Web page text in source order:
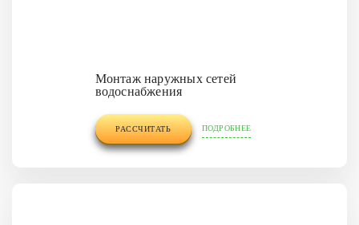
Монтаж наружных сетей
водоснабжения
РАССЧИТАТЬ ПОДРОБНЕЕ